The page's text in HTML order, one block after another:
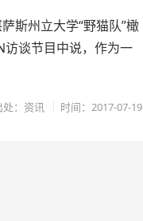
斯州立大学“野猫队”橄
访谈节目中说，作为一
处：资讯 时间：2017-07-19